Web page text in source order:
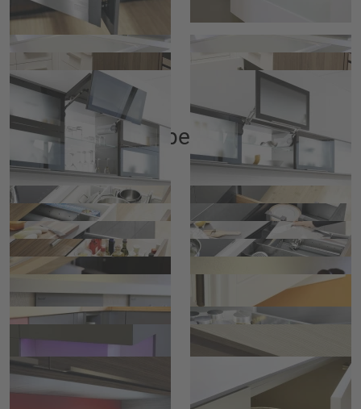
Tipp on geschlossen
Tipp on selbstöffnendd
Magic corner geschlossen
Magic corner offen
Aventos
Zubehör
Pfanneneinsatz
Flaschenunterteiler
versteckte Schublade
Tellerhalterung
Messerhalter
Alufoliendispenser
Gewürzeinsatz
Besteckeinsatz
Tuchauszug
Ecknutzungssystem
Oberbau-Punkt-Beleuchtung LED
LED-Tablar indirekte LED-Beleuchtung